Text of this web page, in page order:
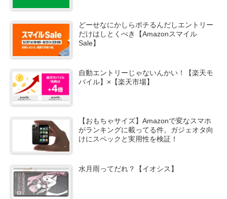
どーせなにかしらポチるんだしエントリー
だけはしとくべき【Amazonスマイル
Sale】
自動エントリーじゃないんかい！【楽天モ
バイル】×【楽天市場】
【おもちゃサイズ】Amazonで変なスマホ
がランキングに載ってる件。ガジェオタ向
けにスペックと実用性を検証！
水月雨ってだれ？【イオシス】